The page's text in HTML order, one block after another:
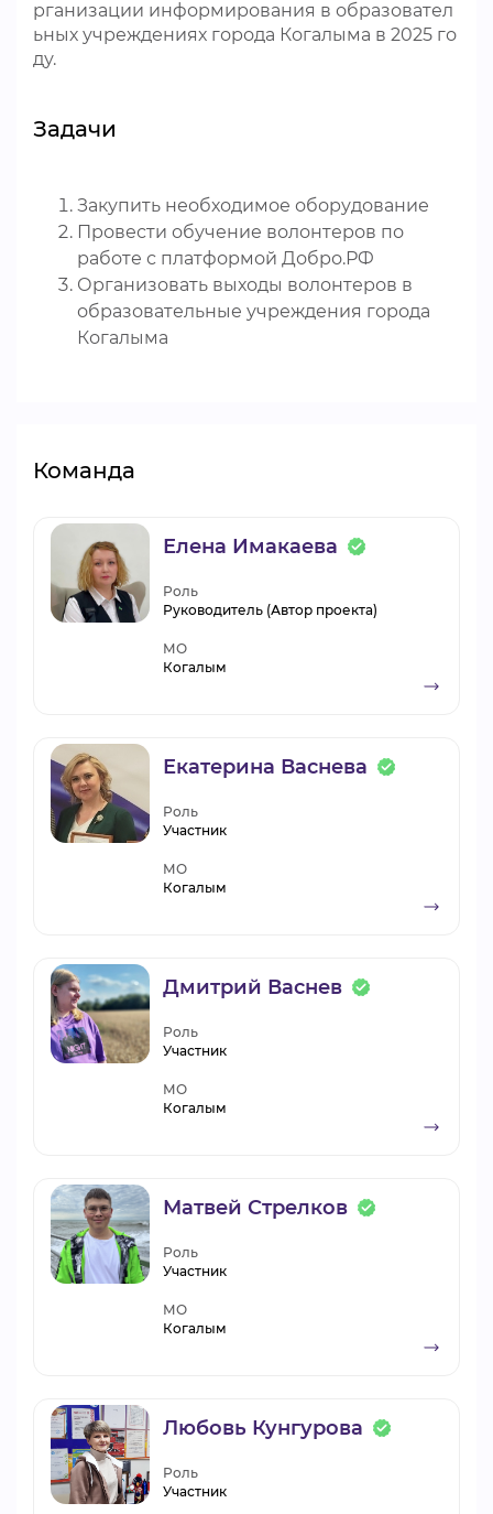
рганизации информирования в образовател
ьных учреждениях города Когалыма в 2025 го
ду.
Задачи
Закупить необходимое оборудование
Провести обучение волонтеров по
работе с платформой Добро.РФ
Организовать выходы волонтеров в
образовательные учреждения города
Когалыма
Команда
Елена Имакаева
Роль
Руководитель (Автор проекта)
МО
Когалым
Екатерина Васнева
Роль
Участник
МО
Когалым
Дмитрий Васнев
Роль
Участник
МО
Когалым
Матвей Стрелков
Роль
Участник
МО
Когалым
Любовь Кунгурова
Роль
Участник